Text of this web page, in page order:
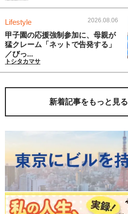
Lifestyle 2026.08.06
甲子園の応援強制参加に、母親が
猛クレーム「ネットで告発する」
／びっ...
トシタカマサ
新着記事をもっと見る